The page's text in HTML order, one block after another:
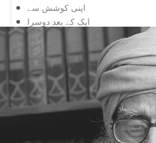
اپنی کوشش سے
ایک کے بعد دوسرا
ہار میں جیت
کامیابی کے لیے
کمی کی تلافی
بربادی کے بعد بھی
تم غریب نہیں ، دولت مند ہو
کمزوری نعمت ثابت ہوئی